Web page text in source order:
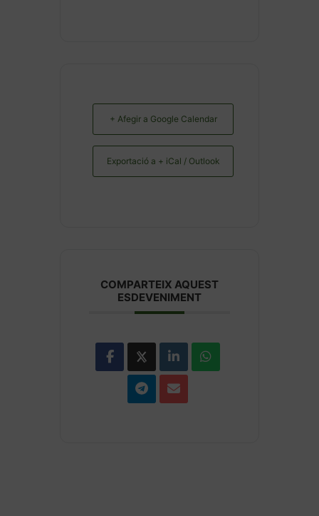
+ Afegir a Google Calendar
Exportació a + iCal / Outlook
COMPARTEIX AQUEST
ESDEVENIMENT